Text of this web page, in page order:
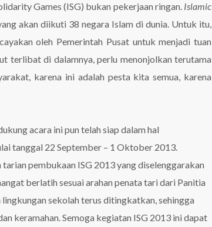
Games (ISG) bukan pekerjaan ringan. Islamic
akan diikuti 38 negara Islam di dunia. Untuk itu,
oleh Pemerintah Pusat untuk menjadi tuan
terlibat di dalamnya, perlu menonjolkan terutama
karena ini adalah pesta kita semua, karena
acara ini pun telah siap dalam hal
tanggal 22 September – 1 Oktober 2013.
pembukaan ISG 2013 yang diselenggarakan
berlatih sesuai arahan penata tari dari Panitia
sekolah terus ditingkatkan, sehingga
keramahan. Semoga kegiatan ISG 2013 ini dapat